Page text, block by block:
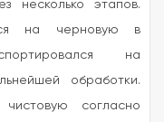
несколько этапов.
на черновую в
на
обработки.
согласно